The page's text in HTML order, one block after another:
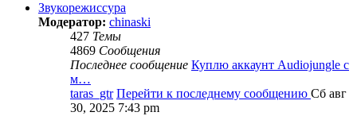
Звукорежиссура
Модератор: chinaski
427 Темы
4869 Сообщения
Последнее сообщение Куплю аккаунт Audiojungle с
м…
taras_gtr Перейти к последнему сообщению Сб авг
30, 2025 7:43 pm